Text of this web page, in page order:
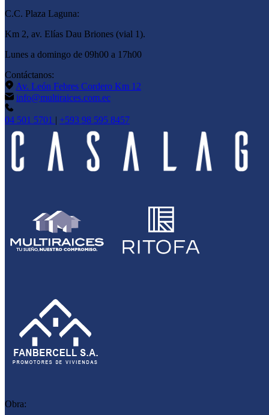
C.C. Plaza Laguna:
Km 2, av. Elías Dau Briones (vial 1).
Lunes a domingo de 09h00 a 17h00
Contáctanos:
Av. León Febres Cordero Km 12
info@multiraices.com.ec
04 501 5701 | +593 98 595 8457
Obra: